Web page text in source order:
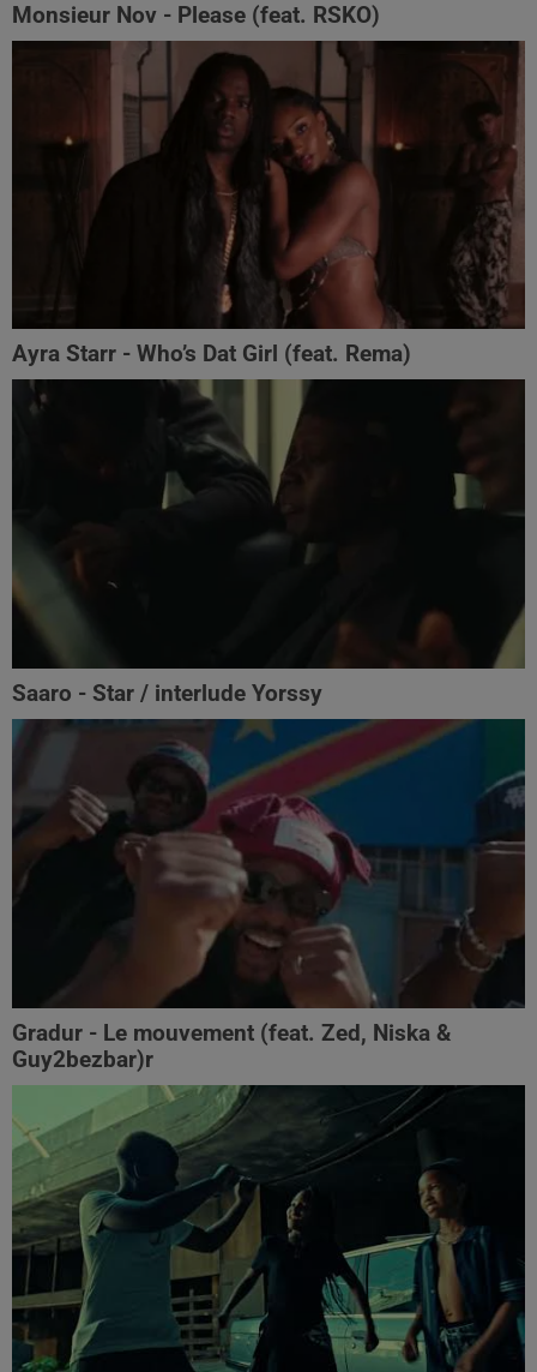
Monsieur Nov‬ - Please (feat. RSKO)
Ayra Starr - Who’s Dat Girl (feat. Rema)
Saaro - Star / interlude Yorssy
Gradur - Le mouvement (feat. Zed, Niska &
Guy2bezbar)r